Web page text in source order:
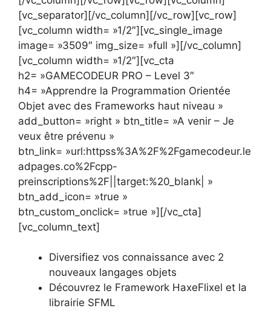
[vc_separator][/vc_column][/vc_row][vc_row]
[vc_column width= »1/2″][vc_single_image
image= »3509″ img_size= »full »][/vc_column]
[vc_column width= »1/2″][vc_cta
h2= »GAMECODEUR PRO – Level 3″
h4= »Apprendre la Programmation Orientée
Objet avec des Frameworks haut niveau »
add_button= »right » btn_title= »A venir – Je
veux être prévenu »
btn_link= »url:httpss%3A%2F%2Fgamecodeur.le
adpages.co%2Fcpp-
preinscriptions%2F||target:%20_blank| »
btn_add_icon= »true »
btn_custom_onclick= »true »][/vc_cta]
[vc_column_text]
Diversifiez vos connaissance avec 2
nouveaux langages objets
Découvrez le Framework HaxeFlixel et la
librairie SFML